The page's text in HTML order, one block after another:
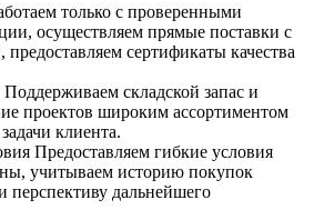
только с проверенными
осуществляем прямые поставки с
предоставляем сертификаты качества
Поддерживаем складской запас и
проектов широким ассортиментом
клиента.
Предоставляем гибкие условия
учитываем историю покупок
перспективу дальнейшего